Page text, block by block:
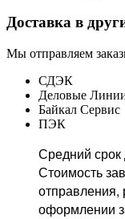
Доставка в
Мы отправляем
СДЭК
Деловые
Байкал Сервис
ПЭК
Средний срок
Стоимость
отправления,
оформлении